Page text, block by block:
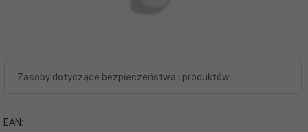
Zasoby dotyczące bezpieczeństwa i produktów
EAN: